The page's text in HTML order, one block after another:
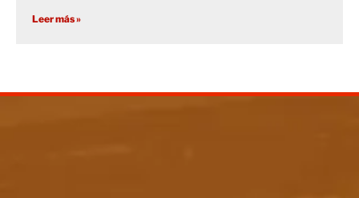
Leer más »